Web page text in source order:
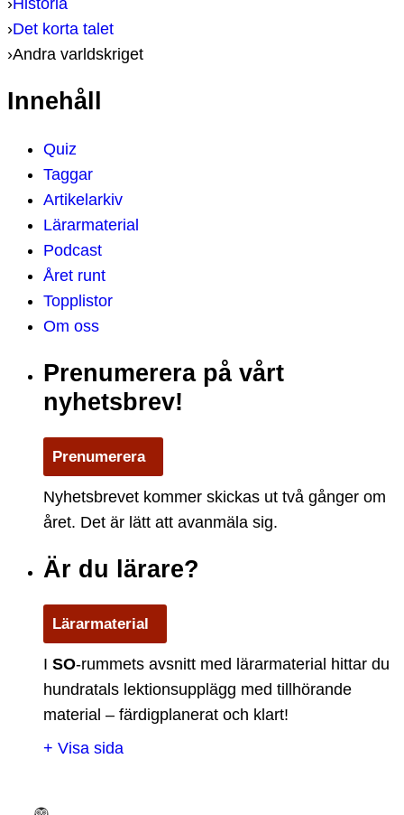
›Historia
›Det korta talet
›Andra varldskriget
Innehåll
Quiz
Taggar
Artikelarkiv
Lärarmaterial
Podcast
Året runt
Topplistor
Om oss
Prenumerera på vårt
nyhetsbrev!
Prenumerera
Nyhetsbrevet kommer skickas ut två gånger om
året. Det är lätt att avanmäla sig.
Är du lärare?
Lärarmaterial
I SO-rummets avsnitt med lärarmaterial hittar du
hundratals lektionsupplägg med tillhörande
material – färdigplanerat och klart!
+ Visa sida